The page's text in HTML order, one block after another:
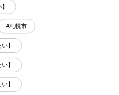
札幌市
】
】
】